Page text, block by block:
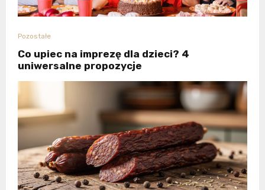
Pozostałe
Co upiec na imprezę dla dzieci? 4
uniwersalne propozycje